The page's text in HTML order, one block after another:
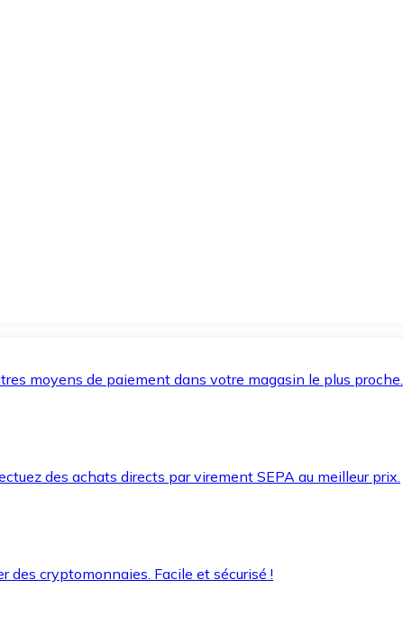
moyens de paiement dans votre magasin le plus proche.
des achats directs par virement SEPA au meilleur prix.
des cryptomonnaies. Facile et sécurisé !